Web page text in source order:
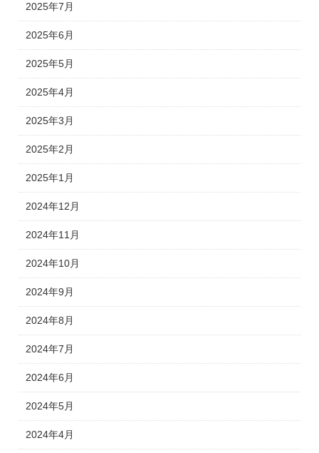
2025年7月
2025年6月
2025年5月
2025年4月
2025年3月
2025年2月
2025年1月
2024年12月
2024年11月
2024年10月
2024年9月
2024年8月
2024年7月
2024年6月
2024年5月
2024年4月